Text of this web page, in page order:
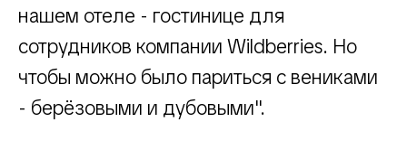
нашем отеле - гостинице для
сотрудников компании Wildberries. Но
чтобы можно было париться с вениками
- берёзовыми и дубовыми".